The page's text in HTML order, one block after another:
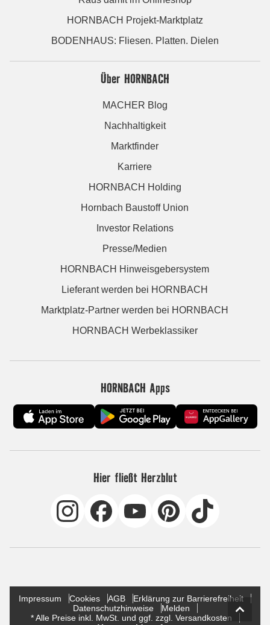
HORNBACH Projekt-Marktplatz
BODENHAUS: Fliesen. Platten. Dielen
Über HORNBACH
MACHER Blog
Nachhaltigkeit
Marktfinder
Karriere
HORNBACH Holding
Hornbach Baustoff Union
Investor Relations
Presse/Medien
HORNBACH Hinweisgebersystem
Lieferant werden bei HORNBACH
Marktplatz-Partner werden bei HORNBACH
HORNBACH Werbeklassiker
HORNBACH Apps
Hier fließt Herzblut
Impressum Cookies AGB
Erklärung zur Barrierefreiheit
Datenschutzhinweise
Melden
* Alle Preise inkl. MwSt. und ggf. zzgl. Versandkosten